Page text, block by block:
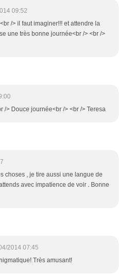
09:52
/> il faut imaginer!!! et attendre la
une très bonne journée<br /> <br />
/> Douce journée<br /> <br /> Teresa
choses , je tire aussi une langue de
avec impatience de voir . Bonne
2014 07:45
Très amusant!